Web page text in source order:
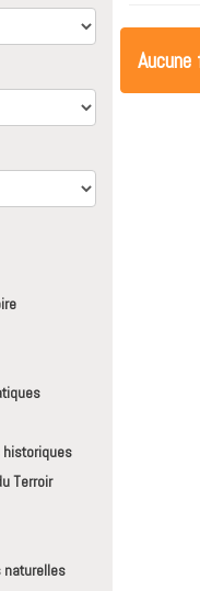
historiques
Terroir
naturelles